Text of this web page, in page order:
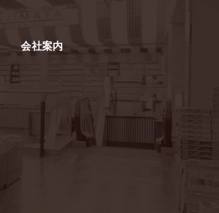
会社案内